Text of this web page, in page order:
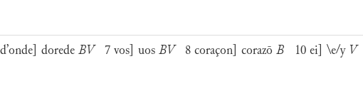
dorede BV 7 vos] uos BV 8 coraçon] corazō B 10 ei] \e/y V